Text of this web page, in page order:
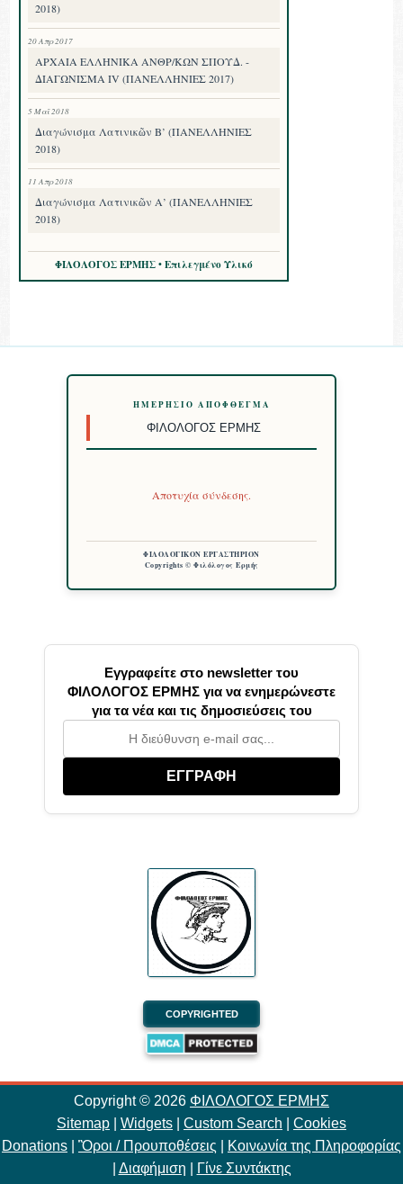
2018)
20 Απρ 2017
ΑΡΧΑΙΑ ΕΛΛΗΝΙΚΑ ΑΝΘΡ/ΚΩΝ ΣΠΟΥΔ. -
ΔΙΑΓΩΝΙΣΜΑ IV (ΠΑΝΕΛΛΗΝΙΕΣ 2017)
5 Μαΐ 2018
Διαγώνισμα Λατινικῶν Β’ (ΠΑΝΕΛΛΗΝΙΕΣ
2018)
11 Απρ 2018
Διαγώνισμα Λατινικῶν Α’ (ΠΑΝΕΛΛΗΝΙΕΣ
2018)
ΦΙΛΟΛΟΓΟΣ ΕΡΜΗΣ • Επιλεγμένο Υλικό
ΗΜΕΡΉΣΙΟ ΑΠΌΦΘΕΓΜΑ
ΦΙΛΌΛΟΓΟΣ ΕΡΜΉΣ
Αποτυχία σύνδεσης.
ΦΙΛΟΛΟΓΙΚΟΝ ΕΡΓΑΣΤΗΡΙΟΝ
Copyrights © Φιλόλογος Ερμής
Εγγραφείτε στο newsletter του
ΦΙΛΟΛΟΓΟΣ ΕΡΜΗΣ για να ενημερώνεστε
για τα νέα και τις δημοσιεύσεις του
ΕΓΓΡΑΦΗ
COPYRIGHTED
Copyright © 2026 ΦΙΛΟΛΟΓΟΣ ΕΡΜΗΣ
Sitemap
Widgets Custom Search
Cookies
Donations
Ὃροι / Προυποθέσεις
Κοινωνία της Πληροφορίας
Διαφήμιση Γίνε Συντάκτης